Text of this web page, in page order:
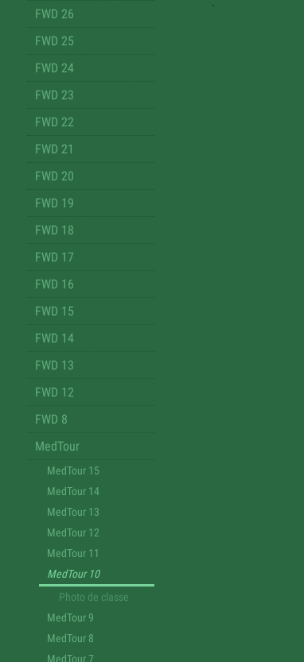
FWD 26
FWD 25
FWD 24
FWD 23
FWD 22
FWD 21
FWD 20
FWD 19
FWD 18
FWD 17
FWD 16
FWD 15
FWD 14
FWD 13
FWD 12
FWD 8
MedTour
MedTour 15
MedTour 14
MedTour 13
MedTour 12
MedTour 11
MedTour 10
Photo de classe
MedTour 9
MedTour 8
MedTour 7